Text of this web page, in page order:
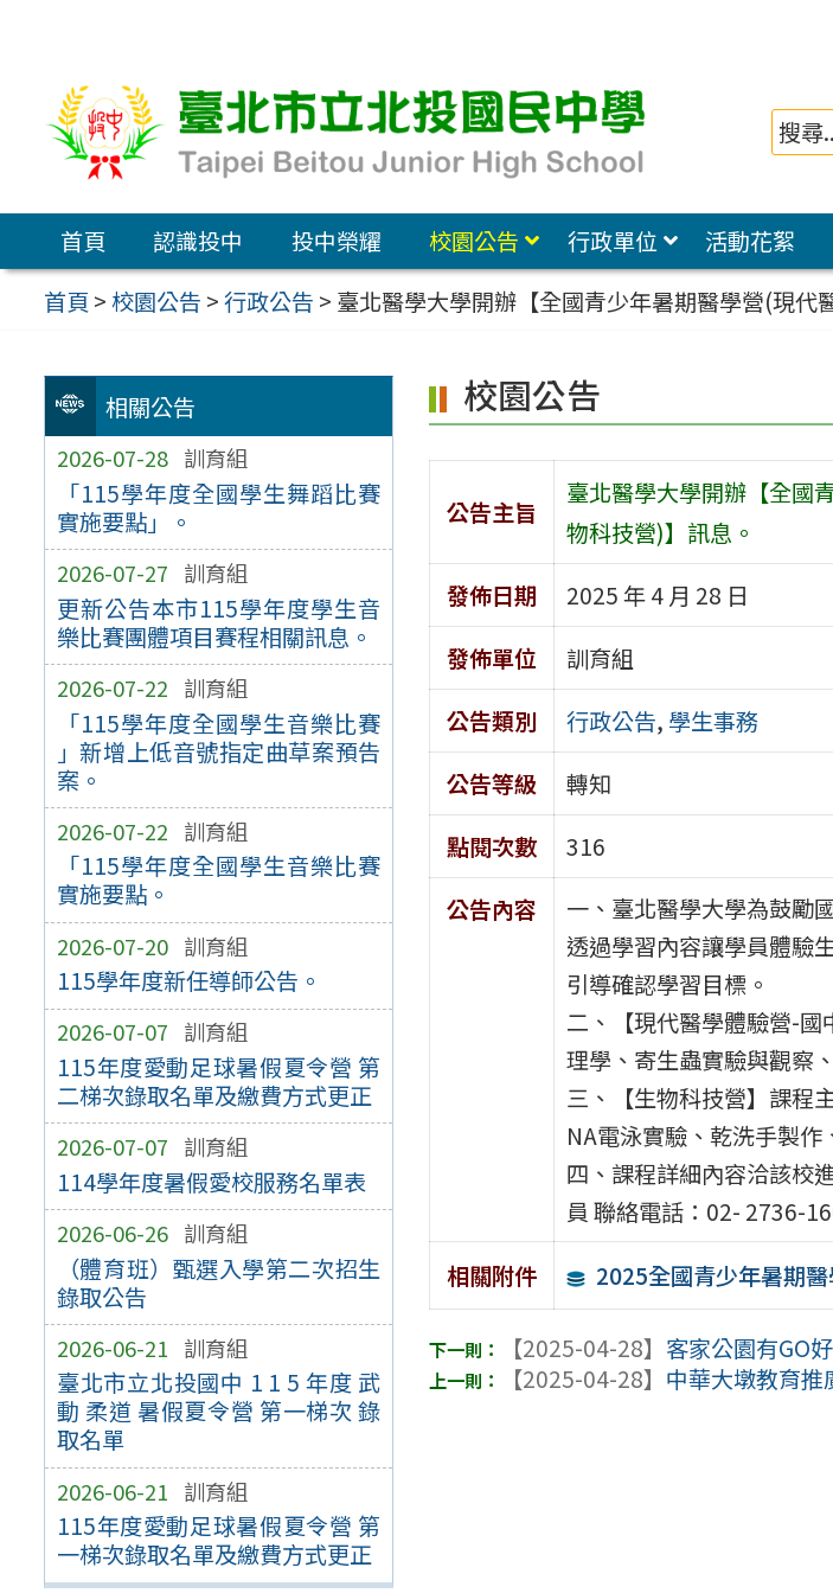
容
區
首頁 認識投中 投中榮耀 校園公告 行政單位 活動花絮
首頁 >校園公告 >行政公告 > 臺北醫學大學開辦【全國青少年暑期醫學營(現
相關公告
2026-07-28 訓育組
「115學年度全國學生舞蹈比賽
實施要點」。
2026-07-27 訓育組
更新公告本市115學年度學生音
樂比賽團體項目賽程相關訊息。
2026-07-22 訓育組
「115學年度全國學生音樂比賽
」新增上低音號指定曲草案預告
案。
2026-07-22 訓育組
「115學年度全國學生音樂比賽
實施要點。
2026-07-20 訓育組
115學年度新任導師公告。
2026-07-07 訓育組
115年度愛動足球暑假夏令營 第
二梯次錄取名單及繳費方式更正
2026-07-07 訓育組
114學年度暑假愛校服務名單表
2026-06-26 訓育組
（體育班）甄選入學第二次招生
錄取公告
2026-06-21 訓育組
臺北市立北投國中 1 1 5 年度 武
動 柔道 暑假夏令營 第一梯次 錄
取名單
2026-06-21 訓育組
115年度愛動足球暑假夏令營 第
一梯次錄取名單及繳費方式更正
校園公告
公告主旨
臺北醫學大學開辦【全國
物科技營)】訊息。
發佈日期
2025 年 4 月 28 日
發佈單位
訓育組
公告類別
行政公告, 學生事務
公告等級
轉知
點閱次數
316
公告內容
一、臺北醫學大學為鼓勵
透過學習內容讓學員體驗
引導確認學習目標。
二、【現代醫學體驗營-
理學、寄生蟲實驗與觀察
三、【生物科技營】課程
NA電泳實驗、乾洗手製作
四、課程詳細內容洽該
員 聯絡電話：02- 2736-
相關附件
2025全國青少年暑期
【2025-04-28】 客家公園有GO
【2025-04-28】 中華大墩教育推